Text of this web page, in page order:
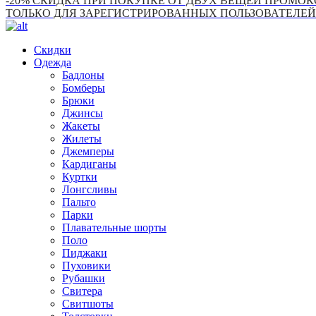
ТОЛЬКО ДЛЯ ЗАРЕГИСТРИРОВАННЫХ ПОЛЬЗОВАТЕЛЕЙ
Скидки
Одежда
Бадлоны
Бомберы
Брюки
Джинсы
Жакеты
Жилеты
Джемперы
Кардиганы
Куртки
Лонгсливы
Пальто
Парки
Плавательные шорты
Поло
Пиджаки
Пуховики
Рубашки
Свитера
Свитшоты